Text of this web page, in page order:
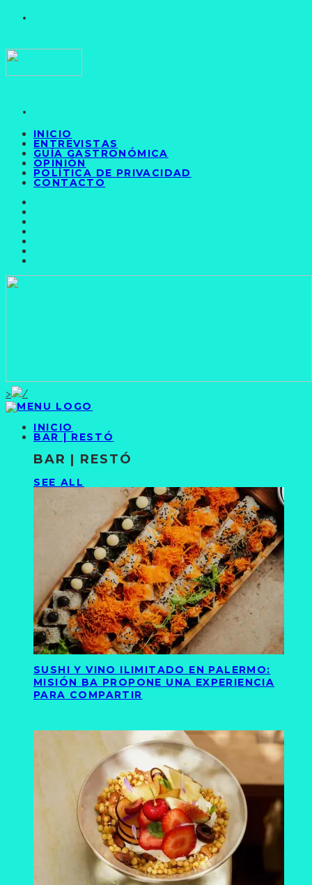
INICIO
ENTREVISTAS
GUÍA GASTRONÓMICA
OPINIÓN
POLÍTICA DE PRIVACIDAD
CONTACTO
>
INICIO
BAR | RESTÓ
BAR | RESTÓ
SEE ALL
SUSHI Y VINO ILIMITADO EN PALERMO:
MISIÓN BA PROPONE UNA EXPERIENCIA
PARA COMPARTIR